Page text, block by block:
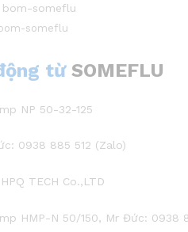
someflu
từSOMEFLU
NP 50-32-125
0938 885 512 (Zalo)
TECH Co.,LTD
HMP-N 50/150, Mr Đức: 0938